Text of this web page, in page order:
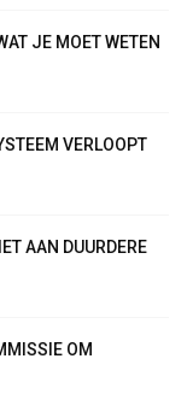
JE MOET WETEN
VERLOOPT
AAN DUURDERE
OM